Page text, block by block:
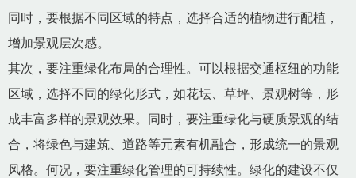
同时，要根据不同区域的特点，选择合适的植物进行配植，
增加景观层次感。
其次，要注重绿化布局的合理性。可以根据交通枢纽的功能
区域，选择不同的绿化形式，如花坛、草坪、景观树等，形
成丰富多样的景观效果。同时，要注重绿化与硬质景观的结
合，将绿色与建筑、道路等元素有机融合，形成统一的景观
风格。何况，要注重绿化管理的可持续性。绿化的建设不仅